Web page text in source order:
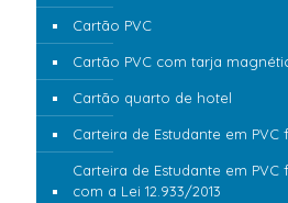
Cartão PVC
Cartão PVC com tarja
Cartão quarto de hotel
Carteira de Estudante em PVC
Carteira de Estudante em
com a Lei 12.933/2013